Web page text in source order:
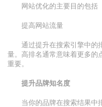
网站优化的主要目的包括
提高网站流量
通过提升在搜索引擎中的
量。高排名通常意味着更多的
重要。
提升品牌知名度
当你的品牌在搜索结果中